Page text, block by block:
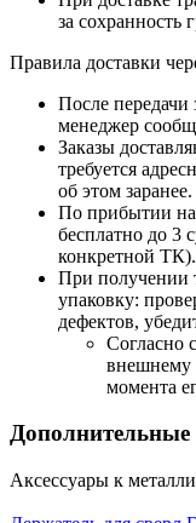
за сохранность
Правила доставки
После
менеджер
Заказы
требуется
об этом заранее.
По прибытии на
бесплатно до 3
конкретной ТК).
При получении
упаковку:
дефектов,
Согласно
внешнему
момента
Аксессуары к